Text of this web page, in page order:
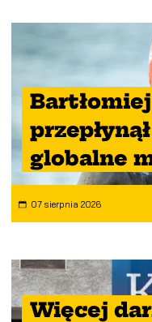
globalne
07 sierpnia 2026
Więcej